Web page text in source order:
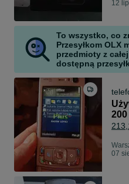
12
To wszystko, co
Przesyłkom OLX
przedmioty z
dostępną
200
07